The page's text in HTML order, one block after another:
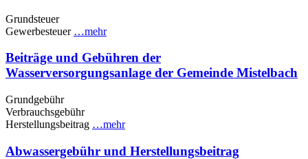
Grundsteuer
Gewerbesteuer …mehr
Beiträge und Gebühren der
Wasserversorgungsanlage der Gemeinde Mistelbach
Grundgebühr
Verbrauchsgebühr
Herstellungsbeitrag …mehr
Abwassergebühr und Herstellungsbeitrag